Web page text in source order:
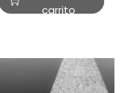
carrito